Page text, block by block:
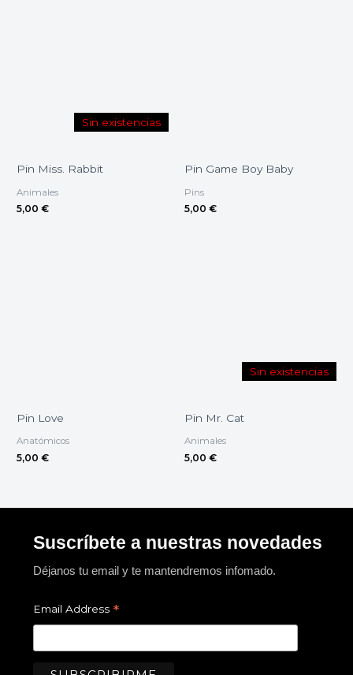
Sin existencias
Pin Miss. Rabbit
Animales
5,00 €
Pin Game Boy Baby
Pins
5,00 €
Pin Love
Anatómicos
5,00 €
Sin existencias
Pin Mr. Cat
Animales
5,00 €
Suscríbete a nuestras novedades
Déjanos tu email y te mantendremos infomado.
Email Address *